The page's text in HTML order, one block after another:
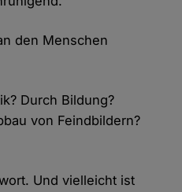
den Menschen
Durch Bildung?
von Feindbildern?
Und vielleicht ist